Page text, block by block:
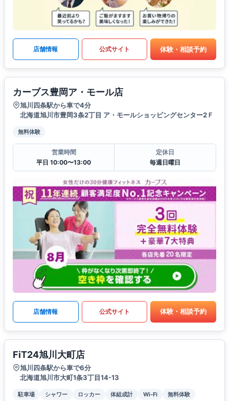
店舗情報 公式サイト 体験・相談予約
カーブス豊岡ア・モール店
旭川四条駅から車で4分
北海道旭川市豊岡3条2丁目 ア・モールショッピングセンター2Ｆ
無料体験
営業時間
平日 10:00〜13:00
定休日
毎週日曜日
店舗情報 公式サイト 体験・相談予約
FiT24旭川大町店
旭川四条駅から車で6分
北海道旭川市大町1条3丁目14-13
駐車場 シャワー ロッカー 体組成計 Wi-Fi 無料体験